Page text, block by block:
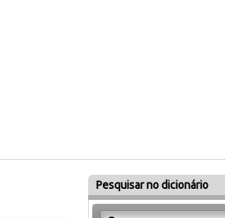
Pesquisar no dicionário